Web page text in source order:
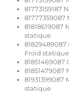
81773159187
81777359087
81818619087
statique
81829489087
Froid statique
81851469087
81851479087
81931399087
statique